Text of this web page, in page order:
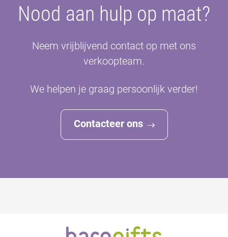
Nood aan hulp op maat?
Neem vrijblijvend contact op met ons
verkoopteam.
We helpen je graag persoonlijk verder!
Contacteer ons